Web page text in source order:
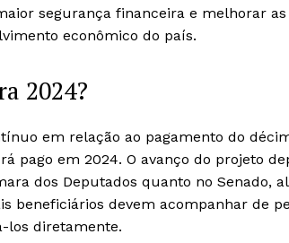
segurança financeira e melhorar
econômico do país.
2024?
em relação ao pagamento do
pago em 2024. O avanço do projeto
dos Deputados quanto no Senado,
beneficiários devem acompanhar de
los diretamente.